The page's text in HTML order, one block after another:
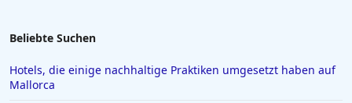
Hotels in Soest
Hotels in Jena
Beliebte Suchen
Hotels, die einige nachhaltige Praktiken umgesetzt haben auf
Mallorca